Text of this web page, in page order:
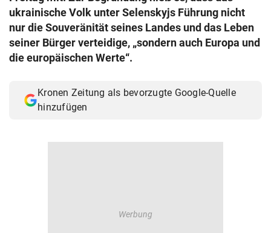
© Krone Multimedia GmbH & Co KG 2026
Muthgasse 2, 1190 Wien
ukrainische Volk unter Selenskyjs Führung nicht
nur die Souveränität seines Landes und das Leben
seiner Bürger verteidige, „sondern auch Europa und
die europäischen Werte“.
Kronen Zeitung als bevorzugte Google-Quelle
hinzufügen